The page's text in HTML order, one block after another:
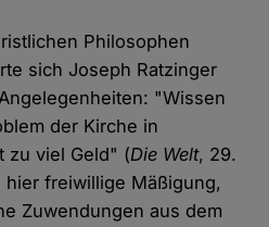
Philosophen
sich Joseph Ratzinger
"Wissen
der Kirche in
zu viel Geld" (Die Welt, 29.
hier freiwillige Mäßigung,
Zuwendungen aus dem